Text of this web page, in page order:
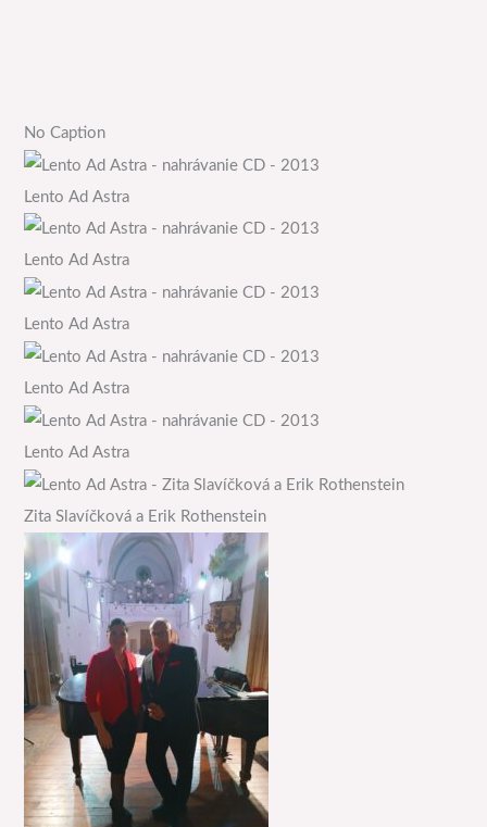
No Caption
Lento Ad Astra
Lento Ad Astra
Lento Ad Astra
Lento Ad Astra
Lento Ad Astra
Zita Slavíčková a Erik Rothenstein